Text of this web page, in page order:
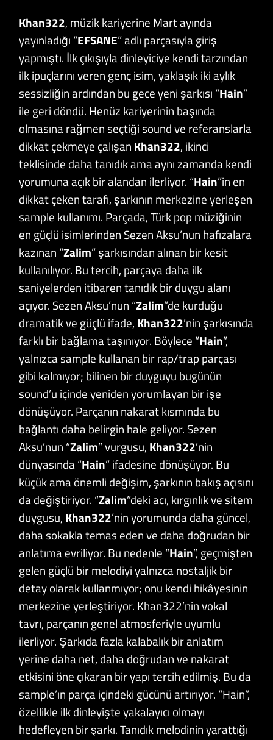
Khan322, müzik kariyerine Mart ayında
yayınladığı “EFSANE” adlı parçasıyla giriş
yapmıştı. İlk çıkışıyla dinleyiciye kendi tarzından
ilk ipuçlarını veren genç isim, yaklaşık iki aylık
sessizliğin ardından bu gece yeni şarkısı “Hain”
ile geri döndü. Henüz kariyerinin başında
olmasına rağmen seçtiği sound ve referanslarla
dikkat çekmeye çalışan Khan322, ikinci
teklisinde daha tanıdık ama aynı zamanda kendi
yorumuna açık bir alandan ilerliyor. “Hain”in en
dikkat çeken tarafı, şarkının merkezine yerleşen
sample kullanımı. Parçada, Türk pop müziğinin
en güçlü isimlerinden Sezen Aksu’nun hafızalara
kazınan “Zalim” şarkısından alınan bir kesit
kullanılıyor. Bu tercih, parçaya daha ilk
saniyelerden itibaren tanıdık bir duygu alanı
açıyor. Sezen Aksu’nun “Zalim”de kurduğu
dramatik ve güçlü ifade, Khan322’nin şarkısında
farklı bir bağlama taşınıyor. Böylece “Hain”,
yalnızca sample kullanan bir rap/trap parçası
gibi kalmıyor; bilinen bir duyguyu bugünün
sound’u içinde yeniden yorumlayan bir işe
dönüşüyor. Parçanın nakarat kısmında bu
bağlantı daha belirgin hale geliyor. Sezen
Aksu’nun “Zalim” vurgusu, Khan322’nin
dünyasında “Hain” ifadesine dönüşüyor. Bu
küçük ama önemli değişim, şarkının bakış açısını
da değiştiriyor. “Zalim”deki acı, kırgınlık ve sitem
duygusu, Khan322’nin yorumunda daha güncel,
daha sokakla temas eden ve daha doğrudan bir
anlatıma evriliyor. Bu nedenle “Hain”, geçmişten
gelen güçlü bir melodiyi yalnızca nostaljik bir
detay olarak kullanmıyor; onu kendi hikâyesinin
merkezine yerleştiriyor. Khan322’nin vokal
tavrı, parçanın genel atmosferiyle uyumlu
ilerliyor. Şarkıda fazla kalabalık bir anlatım
yerine daha net, daha doğrudan ve nakarat
etkisini öne çıkaran bir yapı tercih edilmiş. Bu da
sample’ın parça içindeki gücünü artırıyor. “Hain”,
özellikle ilk dinleyişte yakalayıcı olmayı
hedefleyen bir şarkı. Tanıdık melodinin yarattığı